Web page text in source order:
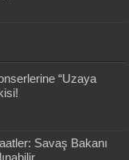
“Uzaya
Savaş Bakanı